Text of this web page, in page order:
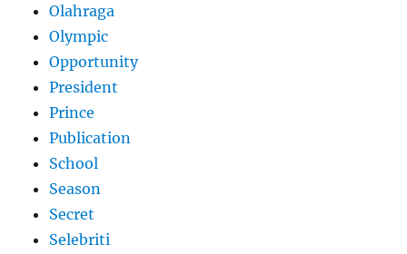
Olahraga
Olympic
Opportunity
President
Prince
Publication
School
Season
Secret
Selebriti